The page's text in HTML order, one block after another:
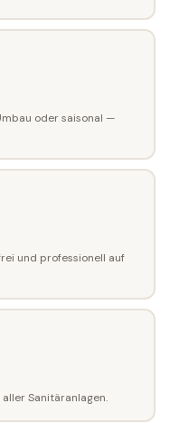
oder saisonal —
und professionell auf
Sanitäranlagen.